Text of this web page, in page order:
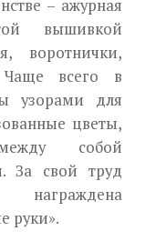
– ажурная
вышивкой
воротнички,
всего в
узорами для
цветы,
собой
За свой труд
награждена
руки».